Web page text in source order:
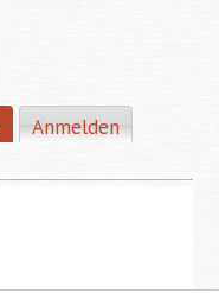
(aktiver Reiter)
Anmelden